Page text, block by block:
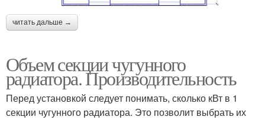
читать дальше →
Объем секции чугунного
радиатора. Производительность
Перед установкой следует понимать, сколько кВт в 1
секции чугунного радиатора. Это позволит выбрать их